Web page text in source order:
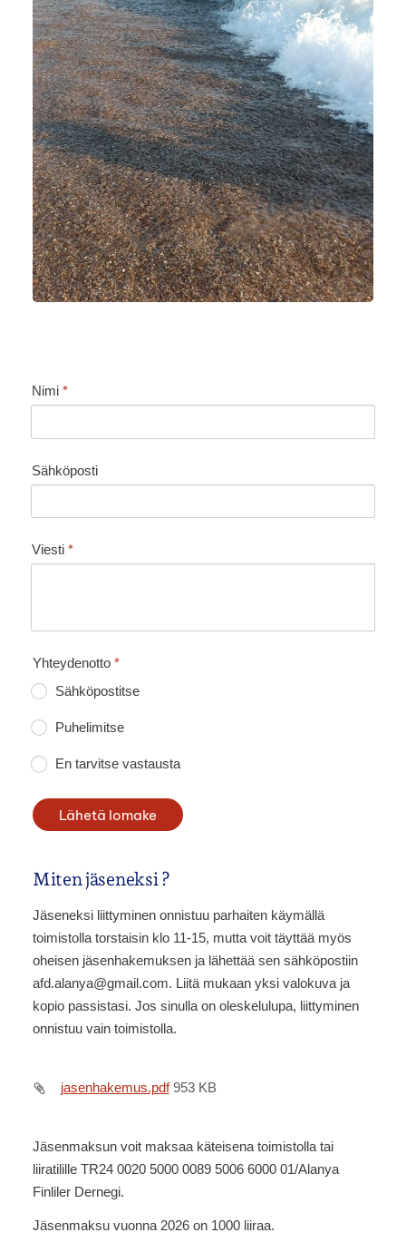
Nimi *
Sähköposti
Viesti *
Yhteydenotto*
Sähköpostitse
Puhelimitse
En tarvitse vastausta
Lähetä lomake
Miten jäseneksi ?
Jäseneksi liittyminen onnistuu parhaiten käymällä
toimistolla torstaisin klo 11-15, mutta voit täyttää myös
oheisen jäsenhakemuksen ja lähettää sen sähköpostiin
afd.alanya@gmail.com. Liitä mukaan yksi valokuva ja
kopio passistasi. Jos sinulla on oleskelulupa, liittyminen
onnistuu vain toimistolla.
jasenhakemus.pdf 953 KB
Jäsenmaksun voit maksaa käteisena toimistolla tai
liiratilille TR24 0020 5000 0089 5006 6000 01/Alanya
Finliler Dernegi.
Jäsenmaksu vuonna 2026 on 1000 liiraa.